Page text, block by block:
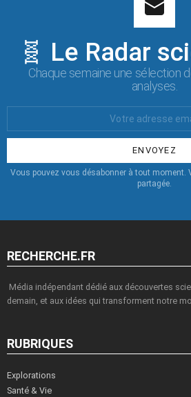
🧬 Le Radar
Chaque semaine une sélection
analyses.
:
Vous pouvez vous désabonner à tout moment.
partagée.
RECHERCHE.FR
Média indépendant dédié aux découvertes
demain, et aux idées qui transforment notre
RUBRIQUES
Explorations
Santé & Vie